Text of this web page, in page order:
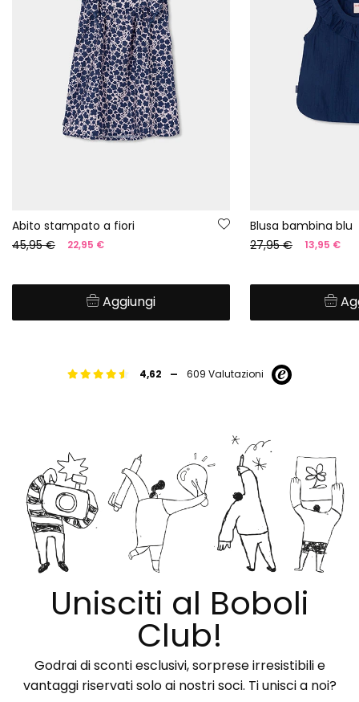
Abito stampato a fiori
45,95 €
22,95 €
Aggiungi
Blusa bambina blu
27,95 €
13,95 €
4,62 - 609 Valutazioni
Unisciti al Boboli
Club!
Godrai di sconti esclusivi, sorprese irresistibili e
vantaggi riservati solo ai nostri soci. Ti unisci a noi?